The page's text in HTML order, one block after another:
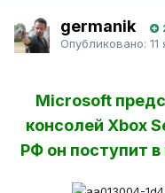
germanik
Опубликовано: 11
Microsoft
консолей Xbox
РФ он поступит